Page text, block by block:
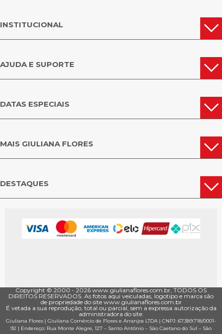
INSTITUCIONAL
AJUDA E SUPORTE
DATAS ESPECIAIS
MAIS GIULIANA FLORES
DESTAQUES
Copyright © 2000 - ­2026 www.giulianaflores.com.br, TODOS OS
DIREITOS RESERVADOS. As fotos aqui veiculadas, logotipo e marca são
de propriedade do site www.giulianaflores.com.br
É vetada a sua reprodução, total ou parcial, sem a expressa autorização da
administradora do site.
Giuliana Flores | Giuliana Comércio de Flores e Arranjos LTDA | CNPJ: 67.389.718/0001­
92 | Endereço: Rua Monte Alegre, 127 – Santo Antônio – São Caetano do Sul – São